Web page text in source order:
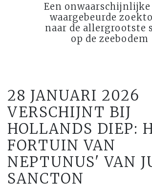
Een onwaarschijnlijke
waargebeurde
naar de allergrootste
op de zeebodem
28 JANUARI 2026
VERSCHIJNT BIJ
HOLLANDS DIEP:
FORTUIN VAN
NEPTUNUS' VAN
SANCTON